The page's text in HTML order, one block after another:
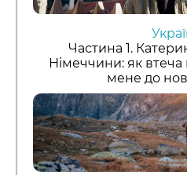
Частина 1.
Німеччини: як втеча
мене до